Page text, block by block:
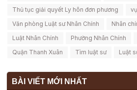
Thủ tục giải quyết Ly hôn đơn phương
Văn phòng Luật sư Nhân Chính
Nhân
Luật Nhân Chính
Phường Nhân Chính
Quận Thanh Xuân
Tìm luật sư Luật
BÀI VIẾT MỚI NHẤT